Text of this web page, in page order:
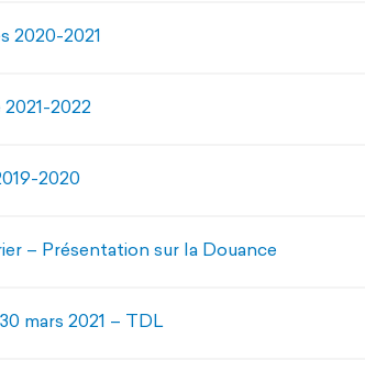
2020-2021
2022
2020
– Présentation sur la Douance
mars 2021 – TDL